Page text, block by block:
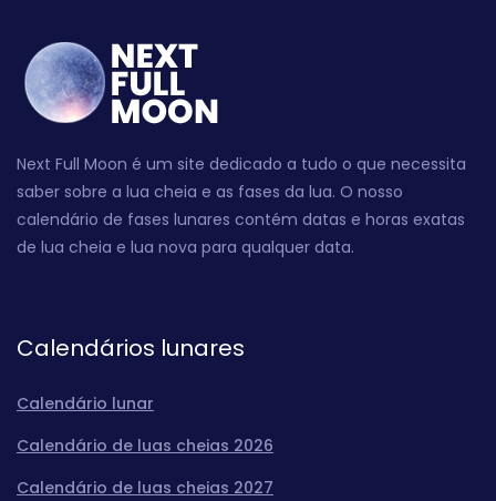
Next Full Moon é um site dedicado a tudo o que necessita
saber sobre a lua cheia e as fases da lua. O nosso
calendário de fases lunares contém datas e horas exatas
de lua cheia e lua nova para qualquer data.
Calendários lunares
Calendário lunar
Calendário de luas cheias 2026
Calendário de luas cheias 2027